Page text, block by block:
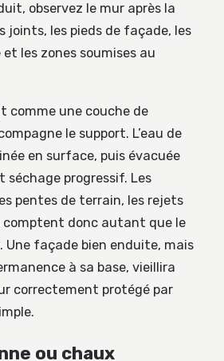
observez le mur après la
joints, les pieds de façade, les
les zones soumises au
comme une couche de
le support. L’eau de
en surface, puis évacuée
séchage progressif. Les
pentes de terrain, les rejets
comptent donc autant que le
Une façade bien enduite, mais
à sa base, vieillira
correctement protégé par
ou chaux